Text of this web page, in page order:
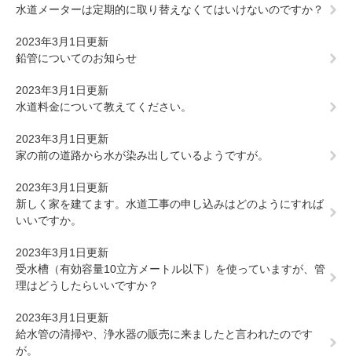
水道メーターは定期的に取り替えなくてはいけないのですか？
2023年3月1日更新
鉛管についてのお知らせ
2023年3月1日更新
水道料金について教えてください。
2023年3月1日更新
家の前の道路から水が染み出しているようですが。
2023年3月1日更新
新しく家を建てます。水道工事の申し込みはどのようにすれば
いいですか。
2023年3月1日更新
受水槽（有効容量10立方メートル以下）を使っていますが、管
理はどうしたらいいですか？
2023年3月1日更新
給水管の清掃や、浄水器の販売に来ましたと言われたのです
が。